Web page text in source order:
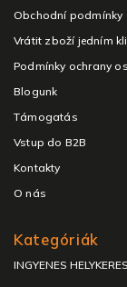
Obchodní podmínky
Vrátit zboží jedním
Podmínky ochrany
Blogunk
Támogatás
Vstup do B2B
Kontakty
O nás
Kategóriák
INGYENES